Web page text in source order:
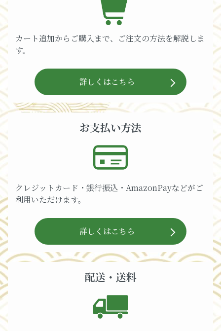
カート追加からご購入まで、ご注文の方法を解説しま
す。
詳しくはこちら
お支払い方法
クレジットカード・銀行振込・AmazonPayなどがご
利用いただけます。
詳しくはこちら
配送・送料